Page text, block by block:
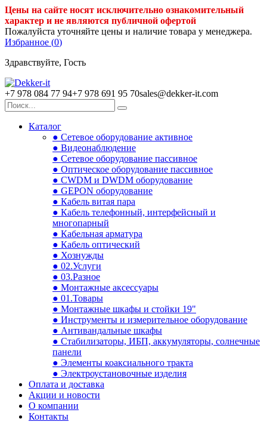
Цены на сайте носят исключительно ознакомительный
характер и не являются публичной офертой
Пожалуйста уточняйте цены и наличие товара у менеджера.
Избранное (0)
Здравствуйте, Гость
+7 978 084 77 94+7 978 691 95 70sales@dekker-it.com
Каталог
● Сетевое оборудование активное
● Видеонаблюдение
● Сетевое оборудование пассивное
● Оптическое оборудование пассивное
● CWDM и DWDM оборудование
● GEPON оборудование
● Кабель витая пара
● Кабель телефонный, интерфейсный и
многопарный
● Кабельная арматура
● Кабель оптический
● Хознужды
● 02.Услуги
● 03.Разное
● Монтажные аксессуары
● 01.Товары
● Монтажные шкафы и стойки 19"
● Инструменты и измерительное оборудование
● Антивандальные шкафы
● Стабилизаторы, ИБП, аккумуляторы, солнечные
панели
● Элементы коаксиального тракта
● Электроустановочные изделия
Оплата и доставка
Акции и новости
О компании
Контакты